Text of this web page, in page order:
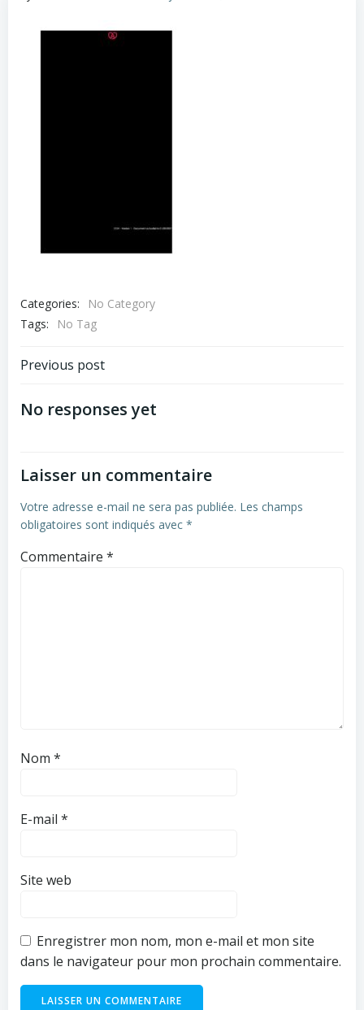
Categories:
No Category
Tags:
No Tag
Post
navigation
Previous post
No responses yet
Laisser un commentaire
Votre adresse e-mail ne sera pas publiée. Les champs
obligatoires sont indiqués avec *
Commentaire *
Nom *
E-mail *
Site web
Enregistrer mon nom, mon e-mail et mon site
dans le navigateur pour mon prochain commentaire.